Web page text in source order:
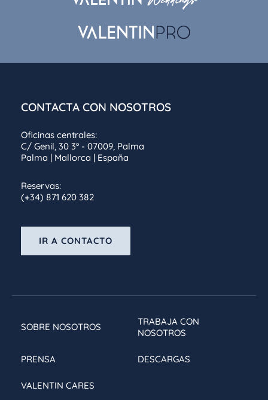
CONTACTA CON NOSOTROS
Oficinas centrales:
C/ Genil, 30 3º - 07009, Palma
Palma | Mallorca | España
Reservas:
(+34) 871 620 382
IR A CONTACTO
SOBRE NOSOTROS
TRABAJA CON
NOSOTROS
PRENSA DESCARGAS
VALENTIN CARES